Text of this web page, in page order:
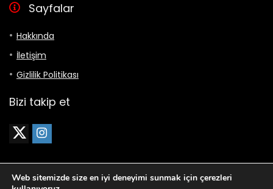
Sayfalar
Hakkında
İletişim
Gizlilik Politikası
Bizi takip et
Web sitemizde size en iyi deneyimi sunmak için çerezleri